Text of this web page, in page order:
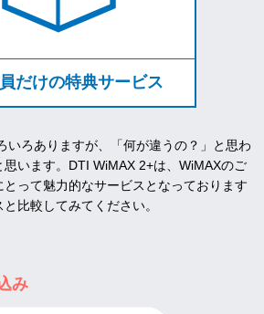
だけの特典サービス
いろありますが、「何が違うの？」と思わ
います。DTI WiMAX 2+は、WiMAXのご
って魅力的なサービスとなっております
比較してみてください。
み